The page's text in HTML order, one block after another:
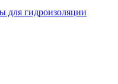
для гидроизоляции